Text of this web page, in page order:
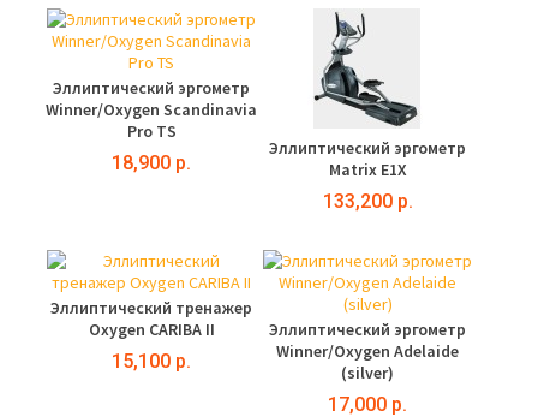
Эллиптический эргометр
Winner/Oxygen Scandinavia
Pro TS
18,900 р.
Эллиптический эргометр
Matrix E1X
133,200 р.
Эллиптический тренажер
Oxygen CARIBA II
15,100 р.
Эллиптический эргометр
Winner/Oxygen Adelaide
(silver)
17,000 р.